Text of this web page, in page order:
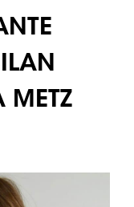
METZ